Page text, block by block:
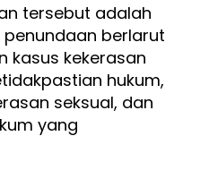
tersebut adalah
berlarut
kasus kekerasan
hukum,
seksual, dan
yang